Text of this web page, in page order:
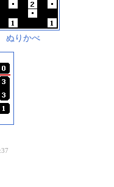
ぬりかべ